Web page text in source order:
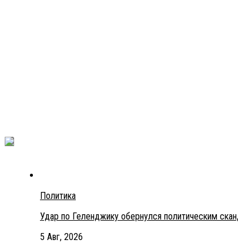
Политика
Удар по Геленджику обернулся политическим
5 Авг, 2026